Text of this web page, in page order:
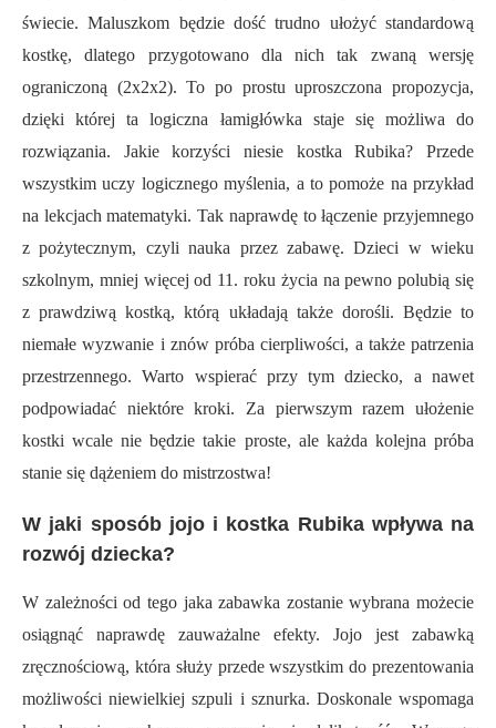
świecie. Maluszkom będzie dość trudno ułożyć standardową
kostkę, dlatego przygotowano dla nich tak zwaną wersję
ograniczoną (2x2x2). To po prostu uproszczona propozycja,
dzięki której ta logiczna łamigłówka staje się możliwa do
rozwiązania. Jakie korzyści niesie kostka Rubika? Przede
wszystkim uczy logicznego myślenia, a to pomoże na przykład
na lekcjach matematyki. Tak naprawdę to łączenie przyjemnego
z pożytecznym, czyli nauka przez zabawę. Dzieci w wieku
szkolnym, mniej więcej od 11. roku życia na pewno polubią się
z prawdziwą kostką, którą układają także dorośli. Będzie to
niemałe wyzwanie i znów próba cierpliwości, a także patrzenia
przestrzennego. Warto wspierać przy tym dziecko, a nawet
podpowiadać niektóre kroki. Za pierwszym razem ułożenie
kostki wcale nie będzie takie proste, ale każda kolejna próba
stanie się dążeniem do mistrzostwa!
W jaki sposób jojo i kostka Rubika wpływa na
rozwój dziecka?
W zależności od tego jaka zabawka zostanie wybrana możecie
osiągnąć naprawdę zauważalne efekty. Jojo jest zabawką
zręcznościową, która służy przede wszystkim do prezentowania
możliwości niewielkiej szpuli i sznurka. Doskonale wspomaga